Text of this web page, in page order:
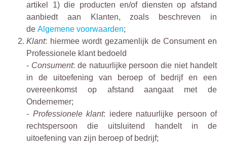
artikel 1) die producten en/of diensten op afstand
aanbiedt aan Klanten, zoals beschreven in
de Algemene voorwaarden;
Klant: hiermee wordt gezamenlijk de Consument en
Professionele klant bedoeld
- Consument: de natuurlijke persoon die niet handelt
in de uitoefening van beroep of bedrijf en een
overeenkomst op afstand aangaat met de
Ondernemer;
- Professionele klant: iedere natuurlijke persoon of
rechtspersoon die uitsluitend handelt in de
uitoefening van zijn beroep of bedrijf;